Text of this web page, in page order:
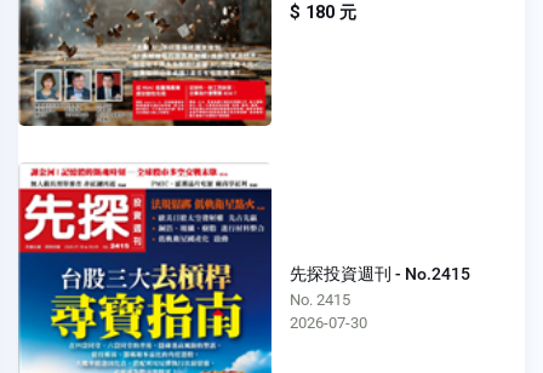
$ 180 元
先探投資週刊 - No.2415
No. 2415
2026-07-30